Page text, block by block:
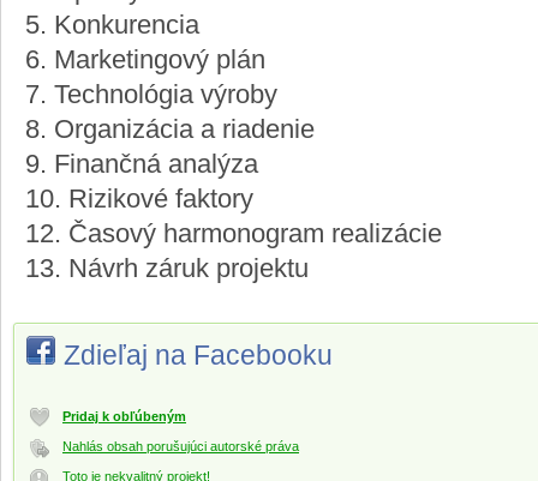
5. Konkurencia
6. Marketingový plán
7. Technológia výroby
8. Organizácia a riadenie
9. Finančná analýza
10. Rizikové faktory
12. Časový harmonogram realizácie
13. Návrh záruk projektu
Zdieľaj na Facebooku
Pridaj k obľúbeným
Nahlás obsah porušujúci autorské práva
Toto je nekvalitný projekt!